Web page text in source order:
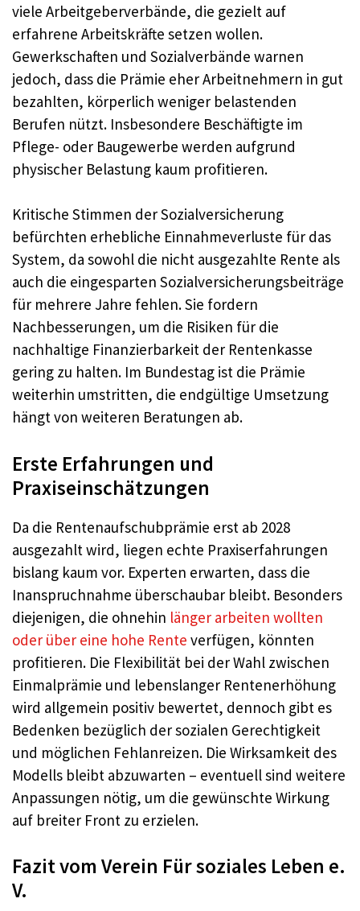
viele Arbeitgeberverbände, die gezielt auf
erfahrene Arbeitskräfte setzen wollen.
Gewerkschaften und Sozialverbände warnen
jedoch, dass die Prämie eher Arbeitnehmern in gut
bezahlten, körperlich weniger belastenden
Berufen nützt. Insbesondere Beschäftigte im
Pflege- oder Baugewerbe werden aufgrund
physischer Belastung kaum profitieren.
Kritische Stimmen der Sozialversicherung
befürchten erhebliche Einnahmeverluste für das
System, da sowohl die nicht ausgezahlte Rente als
auch die eingesparten Sozialversicherungsbeiträge
für mehrere Jahre fehlen. Sie fordern
Nachbesserungen, um die Risiken für die
nachhaltige Finanzierbarkeit der Rentenkasse
gering zu halten. Im Bundestag ist die Prämie
weiterhin umstritten, die endgültige Umsetzung
hängt von weiteren Beratungen ab.
Erste Erfahrungen und
Praxiseinschätzungen
Da die Rentenaufschubprämie erst ab 2028
ausgezahlt wird, liegen echte Praxiserfahrungen
bislang kaum vor. Experten erwarten, dass die
Inanspruchnahme überschaubar bleibt. Besonders
diejenigen, die ohnehin länger arbeiten wollten
oder über eine hohe Rente verfügen, könnten
profitieren. Die Flexibilität bei der Wahl zwischen
Einmalprämie und lebenslanger Rentenerhöhung
wird allgemein positiv bewertet, dennoch gibt es
Bedenken bezüglich der sozialen Gerechtigkeit
und möglichen Fehlanreizen. Die Wirksamkeit des
Modells bleibt abzuwarten – eventuell sind weitere
Anpassungen nötig, um die gewünschte Wirkung
auf breiter Front zu erzielen.
Fazit vom Verein Für soziales Leben e.
V.